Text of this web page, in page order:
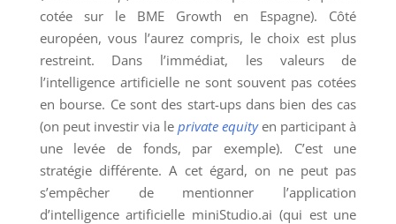
cotée sur le BME Growth en Espagne). Côté
européen, vous l’aurez compris, le choix est plus
restreint. Dans l’immédiat, les valeurs de
l’intelligence artificielle ne sont souvent pas cotées
en bourse. Ce sont des start-ups dans bien des cas
(on peut investir via leprivate equityen participant à
une levée de fonds, par exemple). C’est une
stratégie différente. A cet égard, on ne peut pas
s’empêcher de mentionner l’application
d’intelligence artificielle miniStudio.ai (qui est une